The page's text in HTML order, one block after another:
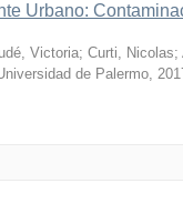
Urbano:
Victoria; Curti, Nicolas;
de Palermo,